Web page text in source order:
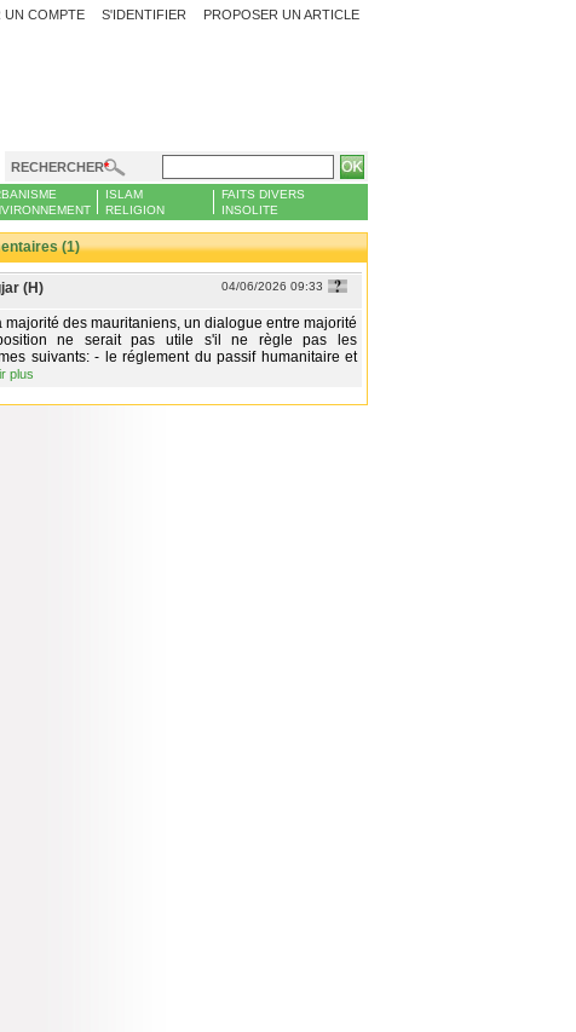
PROPOSER UN ARTICLE
UN COMPTE S'IDENTIFIER
RECHERCHER
ISLAM
RELIGION
FAITS DIVERS
INSOLITE
(1)
(H) 04/06/2026 09:33
majorité des mauritaniens, un dialogue entre majorité
ne serait pas utile s'il ne règle pas les
suivants: - le réglement du passif humanitaire et
plus